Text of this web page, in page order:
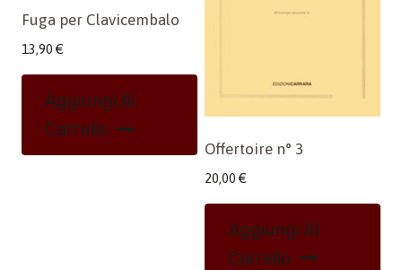
Fuga per Clavicembalo
13,90 €
Aggiungi Al
Carrello
Offertoire n° 3
20,00 €
Aggiungi Al
Carrello